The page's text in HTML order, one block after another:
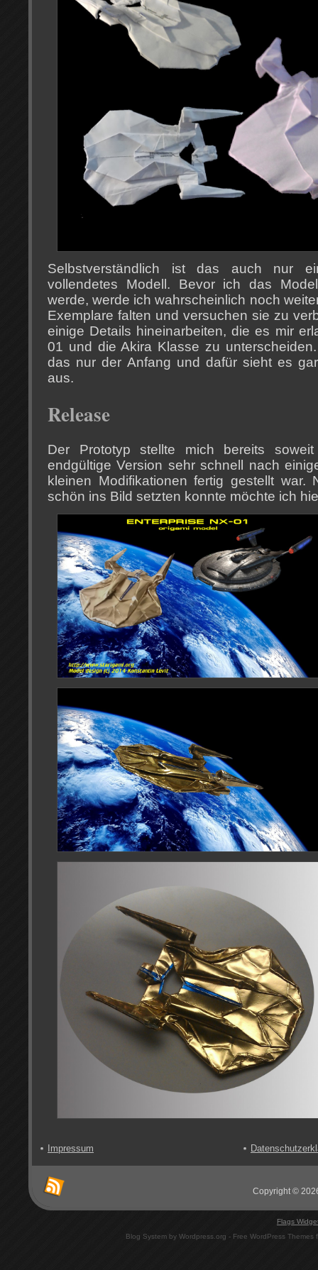
Selbstverständlich ist das auch nur
vollendetes Modell. Bevor ich das
werde, werde ich wahrscheinlich noch
Exemplare falten und versuchen sie zu
einige Details hineinarbeiten, die es mir
01 und die Akira Klasse zu
das nur der Anfang und dafür sieht es
aus.
Release
Der Prototyp stellte mich bereits
endgültige Version sehr schnell nach
kleinen Modifikationen fertig gestellt war.
schön ins Bild setzten konnte möchte ich
Impressum
Copyright ©
Flags
Blog System by Wordpress.org - Free WordPress Themes